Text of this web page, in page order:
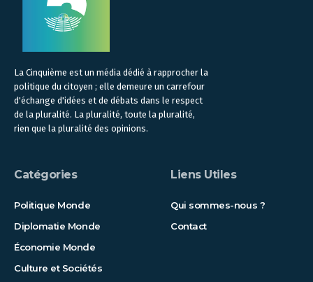
La Cinquième est un média dédié à rapprocher la
politique du citoyen ; elle demeure un carrefour
d'échange d'idées et de débats dans le respect
de la pluralité. La pluralité, toute la pluralité,
rien que la pluralité des opinions.
Catégories
Politique Monde
Diplomatie Monde
Économie Monde
Culture et Sociétés
Liens Utiles
Qui sommes-nous ?
Contact